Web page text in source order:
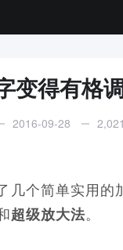
变得有格调
2016-09-28
几个简单实用的
超级放大法。